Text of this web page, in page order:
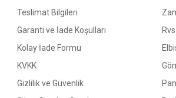
Teslimat Bilgileri
Garanti ve İade Koşulları
Kolay İade Formu
KVKK
Gizlilik ve Güvenlik